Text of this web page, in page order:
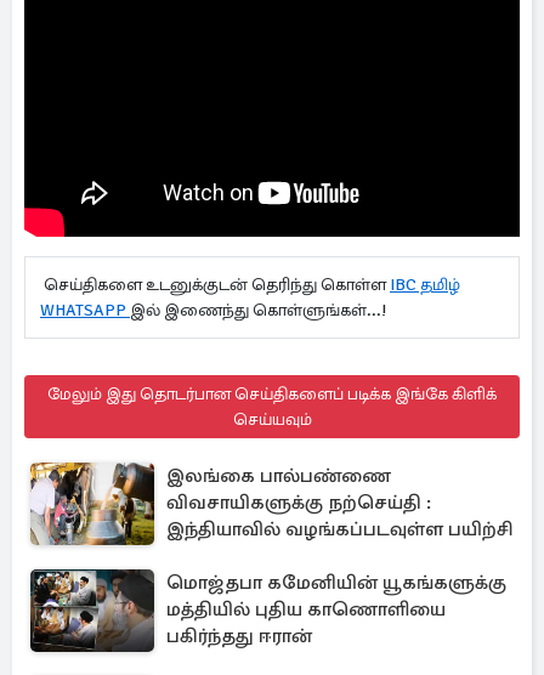
செய்திகளை உடனுக்குடன் தெரிந்து கொள்ளIBC தமிழ்
WHATSAPP இல் இணைந்து கொள்ளுங்கள்...!
மேலும் இது தொடர்பான செய்திகளைப் படிக்க இங்கே கிளிக்
செய்யவும்
இலங்கை பால்பண்ணை
விவசாயிகளுக்கு நற்செய்தி :
இந்தியாவில் வழங்கப்படவுள்ள பயிற்சி
மொஜ்தபா கமேனியின் யூகங்களுக்கு
மத்தியில் புதிய காணொளியை
பகிர்ந்தது ஈரான்